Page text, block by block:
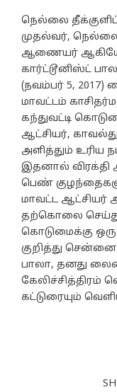
நெல்லை
முதல்வர்,
ஆணையர்
கார்ட்டூனிஸ்ட்
(நவம்பர் 5, 2017)
மாவட்டம்
கந்துவட்டி
ஆட்சியர்,
அளித்தும் உரிய
இதனால் விரக்தி
பெண்
மாவட்ட ஆட்சியர்
தற்கொலை
கொடுமைக்கு ஒரு
குறித்து
பாலா, தனது
கேலிச்சித்திரம்
கட்டுரையும்